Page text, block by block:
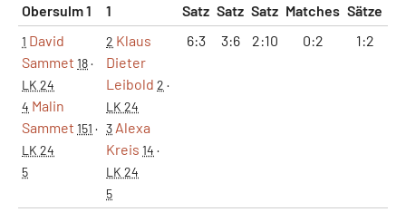
Obersulm 1
1
Satz Satz Satz Matches Sätze
1 David
Sammet 18·
LK 24
4 Malin
Sammet 151 ·
LK 24
5
2 Klaus
Dieter
Leibold 2 ·
LK 24
3 Alexa
Kreis 14 ·
LK 24
5
6:3 3:6 2:10 0:2 1:2